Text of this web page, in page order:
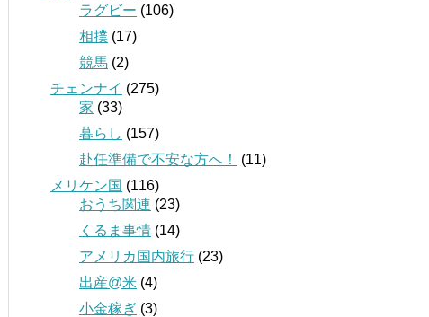
ラグビー (106)
相撲 (17)
競馬 (2)
チェンナイ (275)
家 (33)
暮らし (157)
赴任準備で不安な方へ！
(11)
メリケン国 (116)
おうち関連 (23)
くるま事情 (14)
アメリカ国内旅行 (23)
出産@米 (4)
小金稼ぎ (3)